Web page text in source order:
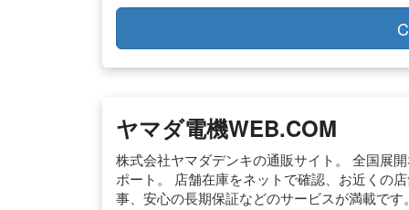
ヤマダ電機WEB.COM
株式会社ヤマダデンキの通販サイト。 全国展
ポート。 店舗在庫をネットで確認、お近くの
事、安心の長期保証などのサービスが満載です